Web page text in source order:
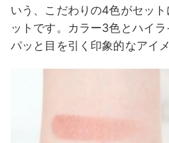
いう、こだわりの4色がセッ
ットです。カラー3色とハイラ
パッと目を引く印象的なアイ